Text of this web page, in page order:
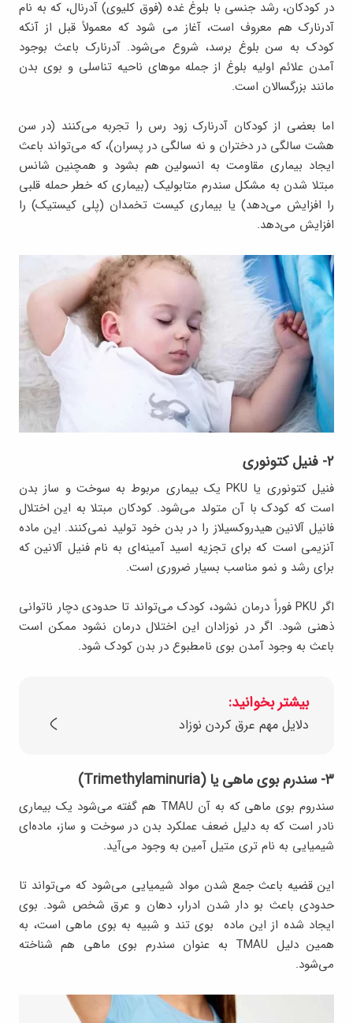
در كودكان، رشد جنسي با بلوغ غده (فوق کلیوی) آدرنال، كه به نام
آدرنارك هم معروف است، آغاز مي شود كه معمولاً قبل از آنكه
كودك به سن بلوغ برسد، شروع مي‌شود. آدرنارک باعث بوجود
آمدن علائم اولیه بلوغ از جمله موهای ناحیه تناسلی و بوی بدن
مانند بزرگسالان است.
اما بعضی از کودکان آدرنارک زود رس را تجربه می‌کنند (در سن
هشت سالگی در دختران و نه سالگی در پسران)، که می‌تواند باعث
ایجاد بیماری مقاومت به انسولین هم بشود و همچنین شانس
مبتلا شدن به مشکل سندرم متابولیک (بیماری که خطر حمله قلبی
را افزایش می‌دهد) یا بیماری کیست تخمدان (پلی کیستیک) را
افزایش می‌دهد.
۲- فنیل کتونوری
فنیل کتونوری یا PKU یک بیماری مربوط به سوخت و ساز بدن
است که کودک با آن متولد می‌شود. کودکان مبتلا به این اختلال
فانیل آلانین هیدروکسیلاز را در بدن خود تولید نمی‌کنند. این ماده
آنزیمی است که برای تجزیه اسید آمینه‌ای به نام فنیل آلانین که
برای رشد و نمو مناسب بسیار ضروری است.
اگر PKU فوراً درمان نشود، کودک می‌تواند تا حدودی دچار ناتوانی
ذهنی شود. اگر در نوزادان این اختلال درمان نشود ممکن است
باعث به وجود آمدن بوی نامطبوع در بدن کودک شود.
بیشتر بخوانید:
دلایل مهم عرق کردن نوزاد
۳- سندرم بوی ماهی یا (Trimethylaminuria)
سندروم بوی ماهی که به آن TMAU هم گفته می‌شود یک بیماری
نادر است که به دلیل ضعف عملکرد بدن در سوخت و ساز، ماده‌ای
شیمیایی به نام تری متیل آمین به وجود می‌آید.
این قضیه باعث جمع شدن مواد شیمیایی می‌شود که می‌تواند تا
حدودی باعث بو دار شدن ادرار، دهان و عرق شخص شود. بوی
ایجاد شده از این ماده بوی تند و شبیه به بوی ماهی است، به
همین دلیل TMAU به عنوان سندرم بوی ماهی هم شناخته
می‌شود.